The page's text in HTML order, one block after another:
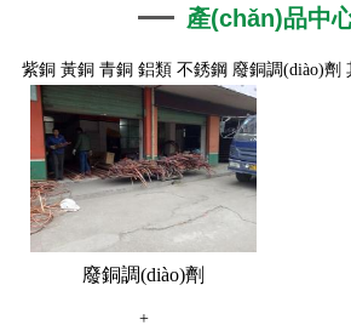
產(chǎn)品中
紫銅 黃銅 青銅 鋁類 不銹鋼 廢銅調(diào)劑
廢銅調(diào)劑
+